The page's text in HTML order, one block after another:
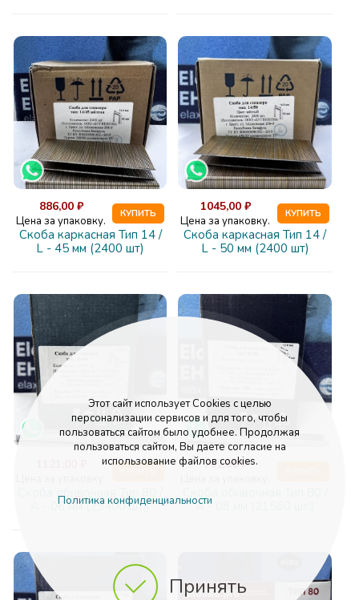
Принять
Этот сайт использует Cookies с целью
персонализации сервисов и для того, чтобы
пользоваться сайтом было удобнее. Продолжая
пользоваться сайтом, Вы даете согласие на
использование файлов cookies.
Политика конфиденциальности
886,00 ₽
Цена за упаковку.
КУПИТЬ
Скоба каркасная Тип 14 /
L - 45 мм (2400 шт)
1045,00 ₽
Цена за упаковку.
КУПИТЬ
Скоба каркасная Тип 14 /
L - 50 мм (2400 шт)
Скоба обивочная Тип 80 /
А - 06 мм (29400 шт.)
762,00 ₽
А - 08 мм (21560 шт.)